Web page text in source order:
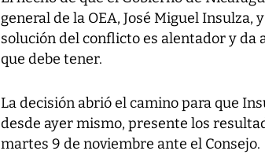
general de la OEA, José Miguel Insulza,
solución del conflicto es alentador y
que debe tener.
La decisión abrió el camino para que
desde ayer mismo, presente los
martes 9 de noviembre ante el Consejo.